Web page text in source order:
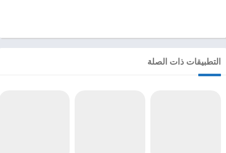
التطبيقات ذات الصلة